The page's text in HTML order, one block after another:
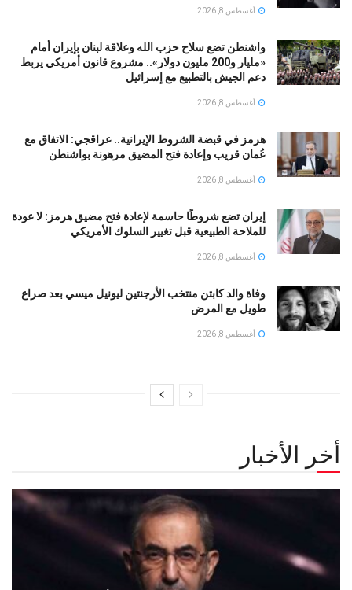
أغسطس 8, 2026
واشنطن تضع سلاح حزب الله وعلاقة لبنان بإيران أمام
«مليار و200 مليون دولار».. مشروع قانون أمريكي يربط
دعم الجيش بالتطبيع مع إسرائيل
أغسطس 8, 2026
هرمز في قبضة الشروط الإيرانية.. عراقجي: الاتفاق مع
عُمان قريب وإعادة فتح المضيق مرهونة بواشنطن
أغسطس 8, 2026
إيران تضع شروطًا حاسمة لإعادة فتح مضيق هرمز: لا عودة
للملاحة الطبيعية قبل تغيير السلوك الأمريكي
أغسطس 8, 2026
وفاة والد كابتن منتخب الأرجنتين ليونيل ميسي بعد صراع
طويل مع المرض
أغسطس 8, 2026
أخر الأخبار